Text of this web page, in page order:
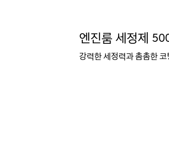
엔진룸 세정제
강력한 세정력과 촘촘한